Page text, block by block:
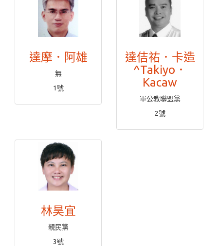
達摩．阿雄
無
1號
達佶祐．卡造
^Takiyo．
Kacaw
軍公教聯盟黨
2號
林昊宜
親民黨
3號